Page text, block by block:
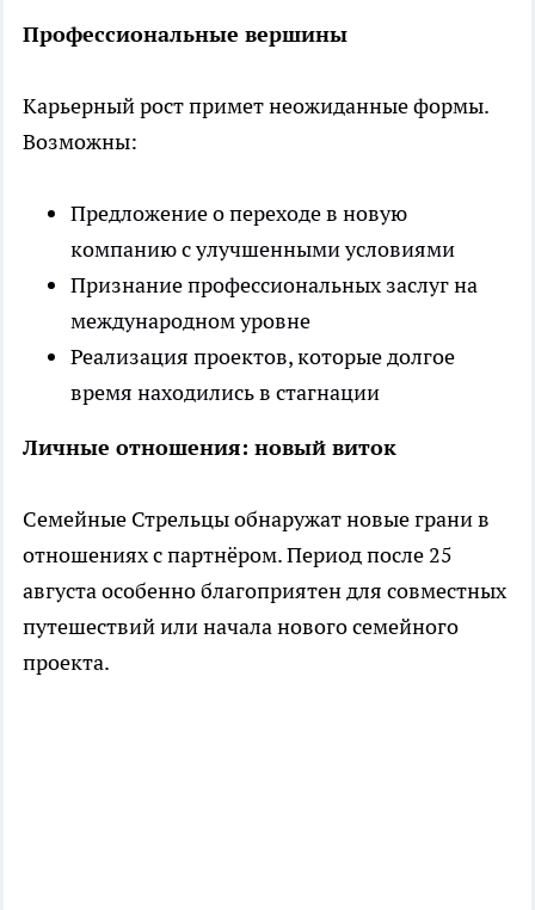
Профессиональные вершины
Карьерный рост примет неожиданные формы.
Возможны:
Предложение о переходе в новую
компанию с улучшенными условиями
Признание профессиональных заслуг на
международном уровне
Реализация проектов, которые долгое
время находились в стагнации
Личные отношения: новый виток
Семейные Стрельцы обнаружат новые грани в
отношениях с партнёром. Период после 25
августа особенно благоприятен для совместных
путешествий или начала нового семейного
проекта.